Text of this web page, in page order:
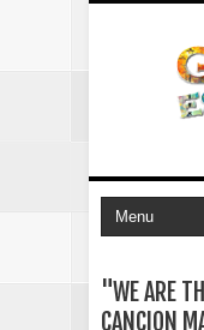
"WE ARE
CANCION